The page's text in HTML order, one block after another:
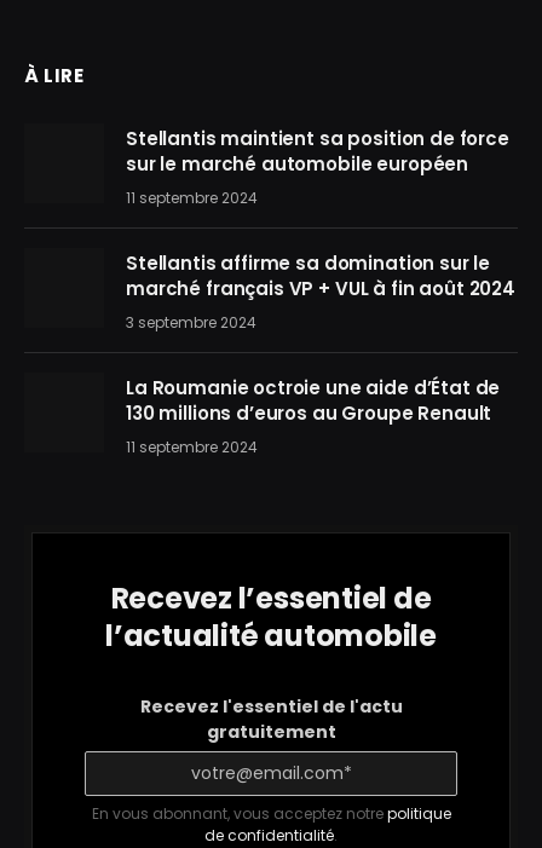
À LIRE
Stellantis maintient sa position de force
sur le marché automobile européen
11 septembre 2024
Stellantis affirme sa domination sur le
marché français VP + VUL à fin août 2024
3 septembre 2024
La Roumanie octroie une aide d’État de
130 millions d’euros au Groupe Renault
11 septembre 2024
Recevez l’essentiel de
l’actualité automobile
Recevez l'essentiel de l'actu
gratuitement
En vous abonnant, vous acceptez notrepolitique
de confidentialité.